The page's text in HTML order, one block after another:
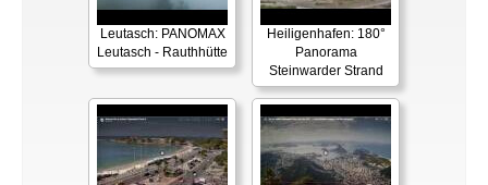
Leutasch: PANOMAX
Leutasch - Rauthhütte
Heiligenhafen: 180°
Panorama
Steinwarder Strand